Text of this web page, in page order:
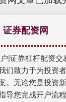
证券配资网
|证券杠杆配资交
们致力于为投资
。无论您是投资
导您完成开户流